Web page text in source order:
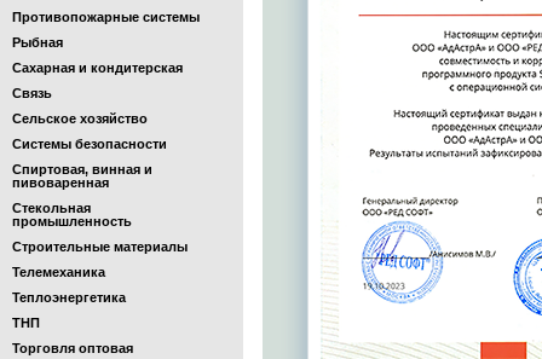
Противопожарные системы
Рыбная
Сахарная и кондитерская
Связь
Сельское хозяйство
Системы безопасности
Спиртовая, винная и
пивоваренная
Стекольная
промышленность
Строительные материалы
Телемеханика
Теплоэнергетика
ТНП
Торговля оптовая